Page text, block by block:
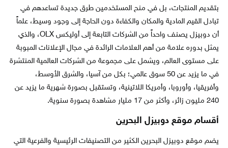
بتقديم المنتجات، بل في منح المستخدمين طرق جديدة تساعدهم في
تبادل القيم المادية والمكان والكفاءة دون الحاجة إلى وجود وسيط، علماً
أن دوبيزل يصنف واحداً من الشركات التابعة إلى أوليكس OLX، والذي
يمثل بدوره علامة من أهم العلامات الرائدة في مجال الإعلانات المبوبة
على مستوى العالم، ويشمل على مجموعة من الشركات العالمية المنتشرة
في ما يزيد عن 50 سوق عالمي؛ بكل من آسيا، والشرق الأوسط،
وأفريقيا، وأوروبا، وأمريكا اللاتينية، وتستقبل بصورة شهرية ما يزيد عن
240 مليون زائر، وأكثر من 17 مليار مشاهدة بصورة سنوية.
أقسام موقع دوبيزل البحرين
يضم موقع دوبيزل البحرين الكثير من التصنيفات الرئيسية والفرعية التي